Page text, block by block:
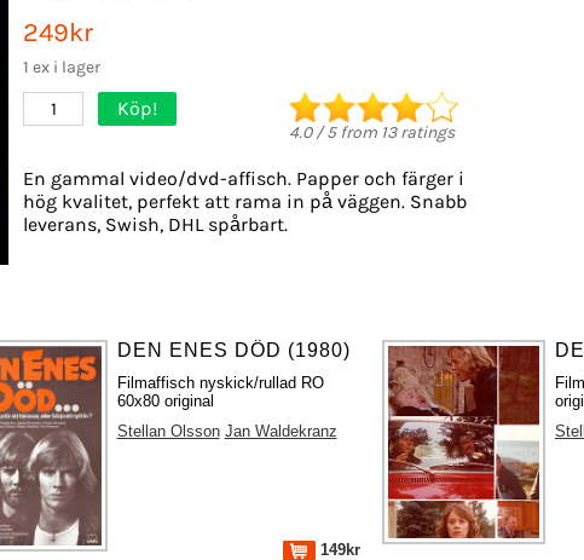
249kr
1 ex i lager
1 Köp!
4.0/5from 13ratings
En gammal video/dvd-affisch. Papper och färger i
hög kvalitet, perfekt att rama in på väggen. Snabb
leverans, Swish, DHL spårbart.
DEN ENES DÖD (1980)
Filmaffisch nyskick/rullad RO
60x80 original
Stellan Olsson Jan Waldekranz
149kr